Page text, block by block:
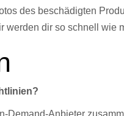
des beschädigten
werden dir so schnell wie
Demand-Anbieter